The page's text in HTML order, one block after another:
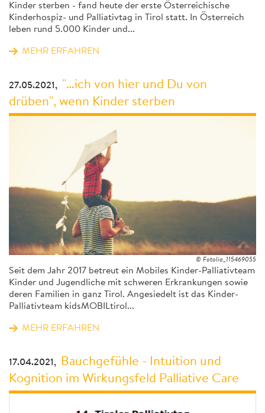
Kinder sterben - fand heute der erste Österreichische
Kinderhospiz- und Palliativtag in Tirol statt. In Österreich
leben rund 5.000 Kinder und...
MEHR ERFAHREN
27.05.2021, "…ich von hier und Du von
drüben", wenn Kinder sterben
© Fotolia_115469055
Seit dem Jahr 2017 betreut ein Mobiles Kinder-Palliativteam
Kinder und Jugendliche mit schweren Erkrankungen sowie
deren Familien in ganz Tirol. Angesiedelt ist das Kinder-
Palliativteam kidsMOBILtirol...
MEHR ERFAHREN
17.04.2021,
Bauchgefühle - Intuition und
Kognition im Wirkungsfeld Palliative Care